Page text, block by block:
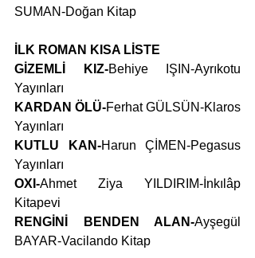
SUMAN-Doğan Kitap
İLK ROMAN KISA LİSTE
GİZEMLİ KIZ-Behiye IŞIN-Ayrıkotu
Yayınları
KARDAN ÖLÜ-Ferhat GÜLSÜN-Klaros
Yayınları
KUTLU KAN-Harun ÇİMEN-Pegasus
Yayınları
OXI-Ahmet Ziya YILDIRIM-İnkılâp
Kitapevi
RENGİNİ BENDEN ALAN-Ayşegül
BAYAR-Vacilando Kitap